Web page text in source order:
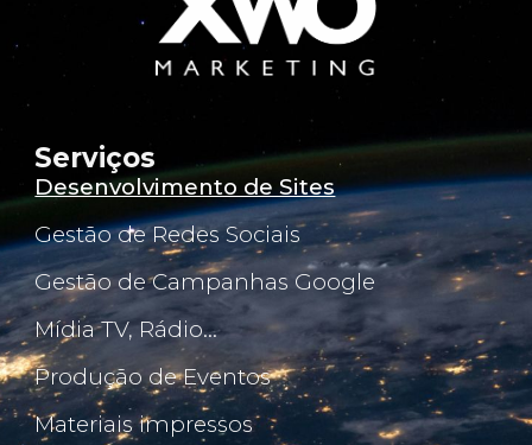
Serviços
Desenvolvimento de Sites
Gestão de Redes Sociais
Gestão de Campanhas Google
Mídia TV, Rádio...
Produção de Eventos
Materiais impressos